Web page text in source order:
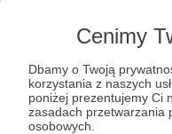
Cenimy
Dbamy o Twoją
korzystania z naszych
poniżej prezentujemy Ci
zasadach przetwarzania
osobowych.
21.06.2025 Brak komentarzy
Dzień Patrona
🎉 21 czerwca to już
Dzień Patrona